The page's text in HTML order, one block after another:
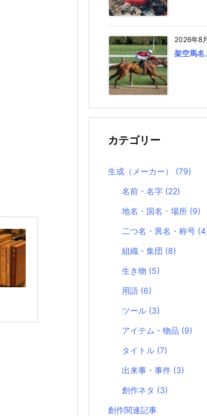
2026年8
架空馬名
カテゴリー
生成（メーカー） (79)
名前・名字 (22)
地名・国名・場所 (9)
二つ名・異名・称号
組織・集団 (8)
生き物 (5)
用語 (6)
ツール (3)
アイテム・物品 (9)
タイトル (7)
出来事・事件 (3)
創作ネタ (3)
創作関連記事